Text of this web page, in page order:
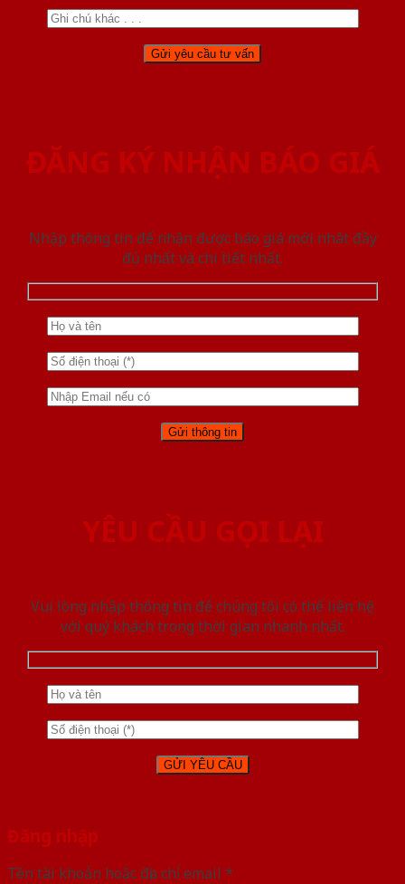
ĐĂNG KÝ NHẬN BÁO GIÁ
Nhập thông tin để nhận được báo giá mới nhât đầy
đủ nhất và chi tiết nhất.
YÊU CẦU GỌI LẠI
Vui lòng nhập thông tin để chúng tôi có thể liên hệ
với quý khách trong thời gian nhanh nhất.
Đăng nhập
Tên tài khoản hoặc địa chỉ email *